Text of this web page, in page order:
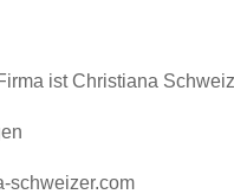
ist Christiana
schweizer.com